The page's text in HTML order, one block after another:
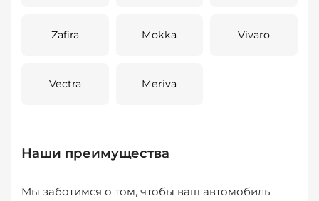
Zafira Mokka Vivaro
Vectra Meriva
Наши преимущества
Мы заботимся о том, чтобы ваш автомобиль